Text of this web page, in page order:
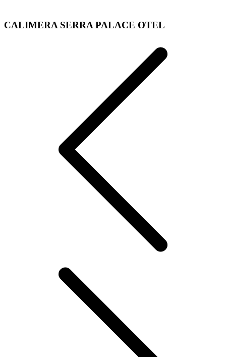
CALIMERA SERRA PALACE OTEL